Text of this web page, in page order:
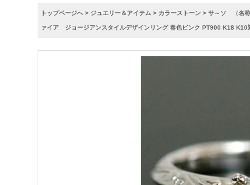
トップページへ > ジュエリー＆アイテム > カラーストーン > サ～ソ （名称
ァイア ジョージアンスタイルデザインリング 春色ピンク PT900 K18 K10